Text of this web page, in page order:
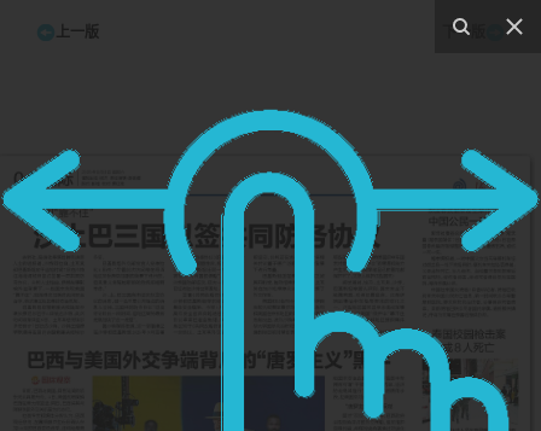
上一版 下一版